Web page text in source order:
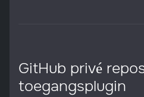
GitHub privé
toegangsplugin